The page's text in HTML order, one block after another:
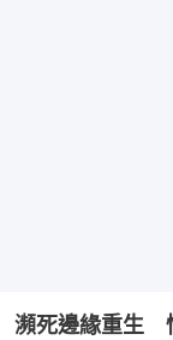
瀕死邊緣重生　